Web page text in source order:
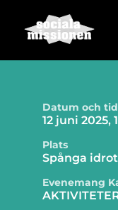
Datum och tid
12 juni 2025,
Plats
Spånga
Evenemang